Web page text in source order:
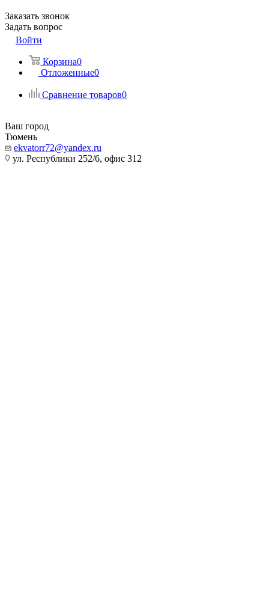
Заказать звонок
Задать вопрос
Войти
Корзина0
Отложенные0
Сравнение товаров0
Ваш город
Тюмень
ekvatorr72@yandex.ru
ул. Республики 252/6, офис 312